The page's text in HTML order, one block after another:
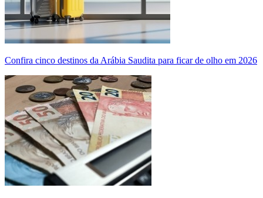
Confira cinco destinos da Arábia Saudita para ficar de olho em 2026